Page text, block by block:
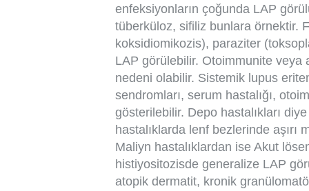
enfeksiyonların çoğunda LAP
tüberküloz, sifiliz bunlara örnektir.
koksidiomikozis), paraziter
LAP görülebilir. Otoimmunite veya
nedeni olabilir. Sistemik lupus
sendromları, serum hastalığı,
gösterilebilir. Depo hastalıkları
hastalıklarda lenf bezlerinde
Maliyn hastalıklardan ise Akut
histiyositozisde generalize LAP
atopik dermatit, kronik